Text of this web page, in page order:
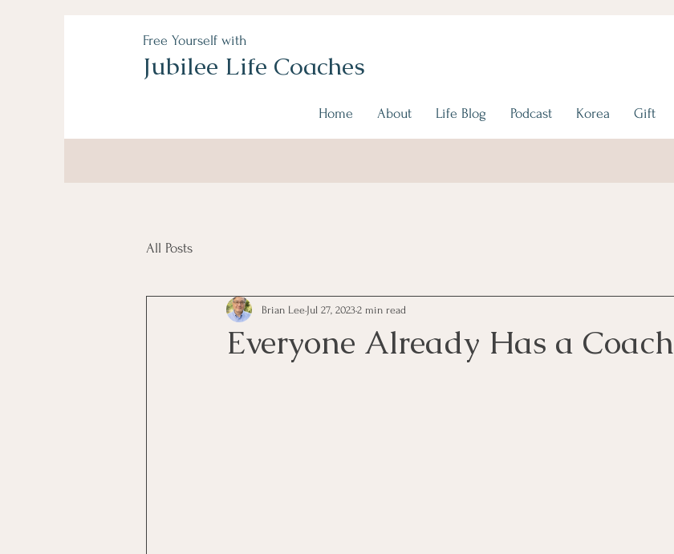
Free Yourself with
Jubilee Life Coaches
Home About Life Blog Podcast Korea Gift
All Posts
Everyone Already Has a Coach
Brian Lee Jul 27, 20232 min read